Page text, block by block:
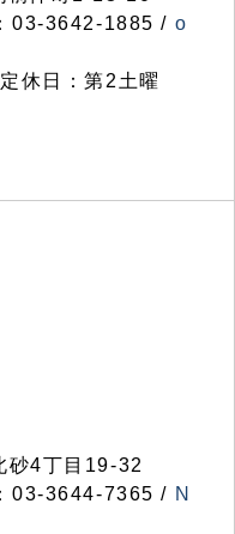
03-3642-1885 / o
休日：第2土曜
4丁目19-32
03-3644-7365 / N